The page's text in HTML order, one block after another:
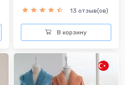
13 отзыв(ов)
В корзину